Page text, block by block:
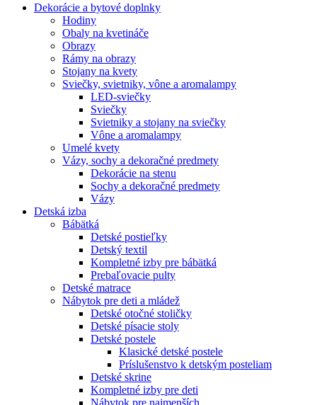
Dekorácie a bytové doplnky
Hodiny
Obaly na kvetináče
Obrazy
Rámy na obrazy
Stojany na kvety
Sviečky, svietniky, vône a aromalampy
LED-sviečky
Sviečky
Svietniky a stojany na sviečky
Vône a aromalampy
Umelé kvety
Vázy, sochy a dekoračné predmety
Dekorácie na stenu
Sochy a dekoračné predmety
Vázy
Detská izba
Bábätká
Detské postieľky
Detský textil
Kompletné izby pre bábätká
Prebaľovacie pulty
Detské matrace
Nábytok pre deti a mládež
Detské otočné stoličky
Detské písacie stoly
Detské postele
Klasické detské postele
Príslušenstvo k detským posteliam
Detské skrine
Kompletné izby pre deti
Nábytok pre najmenších